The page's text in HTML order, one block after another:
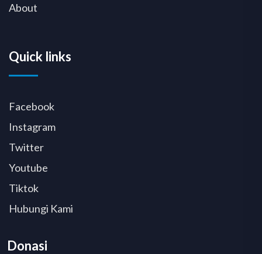
About
Quick links
Facebook
Instagram
Twitter
Youtube
Tiktok
Hubungi Kami
Donasi